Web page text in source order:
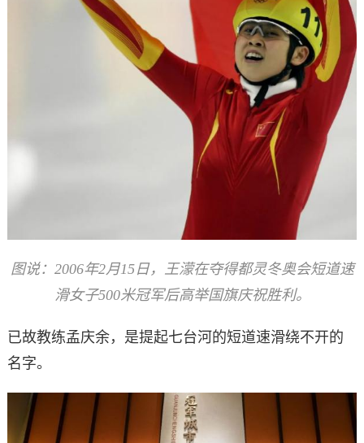
图说：2006年2月15日，王濛在夺得都灵冬奥会短道速
滑女子500米冠军后高举国旗庆祝胜利。
已故教练孟庆余，是提起七台河的短道速滑绕不开的
名字。